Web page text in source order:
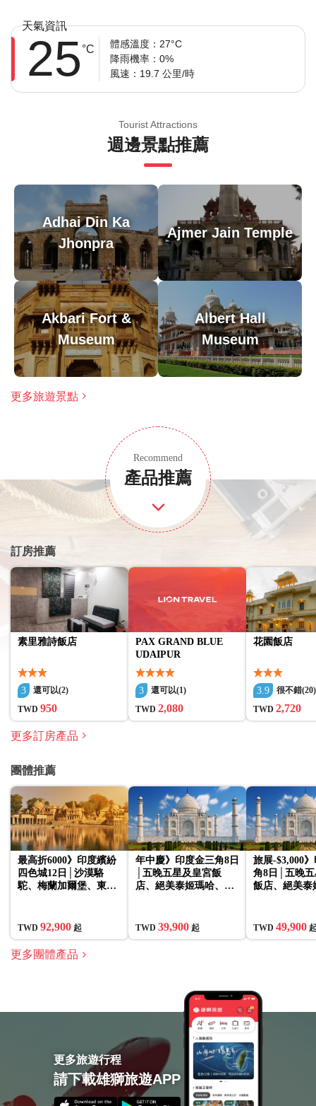
Garden，是半洲最古老的動物園之一，裡面種植多種
草木，如芒果、番石榴、蘋果、甜李子、荔枝、柚子
等，於1920年開始裝置一個巨大的“瓷瓶島”，可以觀
賞多種珍貴動物，如土撥鼠、藍鬣豹、犀牛、鴕鳥、
館及Pala Ganesh神廟等景點供遊客參觀。
由於遊覽的歷史重點，建議成人參加，但歡迎家庭
大多數旅行者都可以參加
此旅遊/活動最多 8 位旅客
涉及適量步行；請選擇合適的鞋子
在所有天氣條件下運行；請穿著得體
天氣資訊
25 °C
體感溫度：27°C
降雨機率：0%
風速：19.7 公里/時
Tourist Attractions
週邊景點推薦
Adhai Din Ka
Jhonpra
Ajmer Jain Temple
Akbari Fort &
Museum
Albert Hall
Museum
更多旅遊景點
Recommend
產品推薦
訂房推薦
素里雅詩飯店
3
還可以(2)
TWD 950
PAX GRAND BLUE
UDAIPUR
3
還可以(1)
TWD 2,080
花園飯店
3.9
很不錯(20)
TWD 2,720
更多訂房產品
團體推薦
最高折6000》印度繽紛
四色城12日│沙漠駱
駝、梅蘭加爾堡、東方
TWD 92,900 起
年中慶》印度金三角8日
│五晚五星及皇宮飯
店、絕美泰姬瑪哈、月
TWD 39,900 起
旅展-$3,000
角8日│五晚
飯店、絕美泰
姆
TWD 49,900
更多團體產品
更多旅遊行程
請下載雄獅旅遊APP